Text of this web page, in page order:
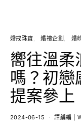
婚戒珠寶 婚禮企劃 婚
嚮往溫柔
嗎？初戀
提案參上
2024-06-15 譚編編 |